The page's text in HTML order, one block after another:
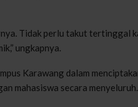
Tidak perlu takut tertinggal
ungkapnya.
Karawang dalam
mahasiswa secara menyeluruh.